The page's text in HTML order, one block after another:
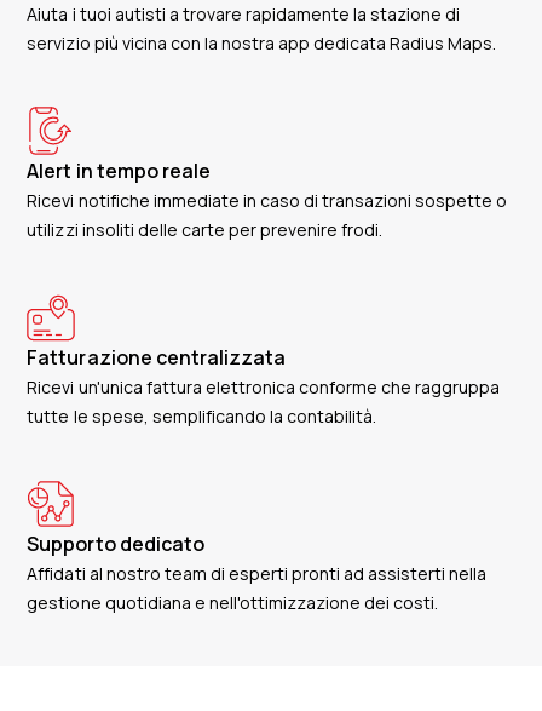
Aiuta i tuoi autisti a trovare rapidamente la stazione di
servizio più vicina con la nostra app dedicata Radius Maps.
Alert in tempo reale
Ricevi notifiche immediate in caso di transazioni sospette o
utilizzi insoliti delle carte per prevenire frodi.
Fatturazione centralizzata
Ricevi un'unica fattura elettronica conforme che raggruppa
tutte le spese, semplificando la contabilità.
Supporto dedicato
Affidati al nostro team di esperti pronti ad assisterti nella
gestione quotidiana e nell'ottimizzazione dei costi.